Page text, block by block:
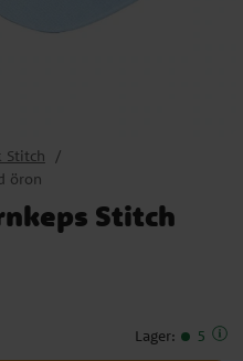
Stitch
öron
Stitch
Lager: 5